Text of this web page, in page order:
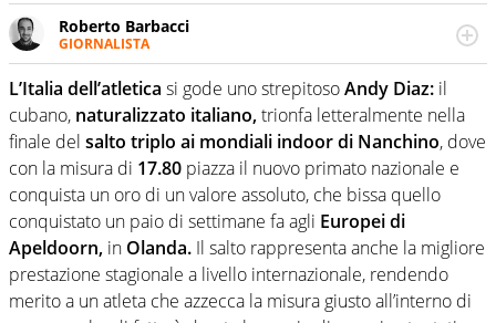
Roberto Barbacci
GIORNALISTA
Giornalista (pubblicista) sportivo a tutto campo, è il
tuttologo di Virgilio Sport. Provate a chiedergli di boxe, di
scherma, di volley o di curling: ve ne farà innamorare
L’Italia dell’atletica si gode uno strepitosoAndy Diaz: il
cubano, naturalizzato italiano,trionfa letteralmente nella
finale del salto triplo ai mondiali indoor di Nanchino, dove
con la misura di 17.80 piazza il nuovo primato nazionale e
conquista un oro di un valore assoluto, che bissa quello
conquistato un paio di settimane fa agli Europei di
Apeldoorn, in Olanda. Il salto rappresenta anche la migliore
prestazione stagionale a livello internazionale, rendendo
merito a un atleta che azzecca la misura giusto all’interno di